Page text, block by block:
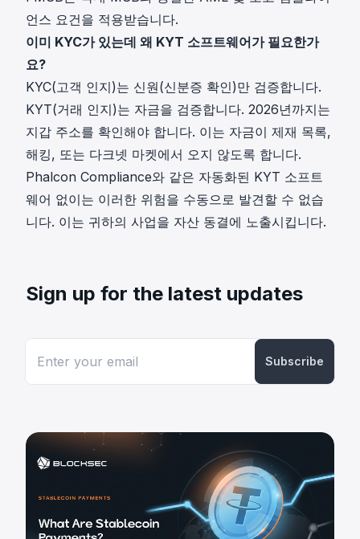
언스 요건을 적용받습니다.
이미 KYC가 있는데 왜 KYT 소프트웨어가 필요한가
요?
KYC(고객 인지)는 신원(신분증 확인)만 검증합니다.
KYT(거래 인지)는 자금을 검증합니다. 2026년까지는
지갑 주소를 확인해야 합니다. 이는 자금이 제재 목록,
해킹, 또는 다크넷 마켓에서 오지 않도록 합니다.
Phalcon Compliance와 같은 자동화된 KYT 소프트
웨어 없이는 이러한 위험을 수동으로 발견할 수 없습
니다. 이는 귀하의 사업을 자산 동결에 노출시킵니다.
Sign up for the latest updates
Subscribe